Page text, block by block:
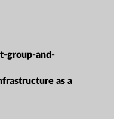
group-and-
as a